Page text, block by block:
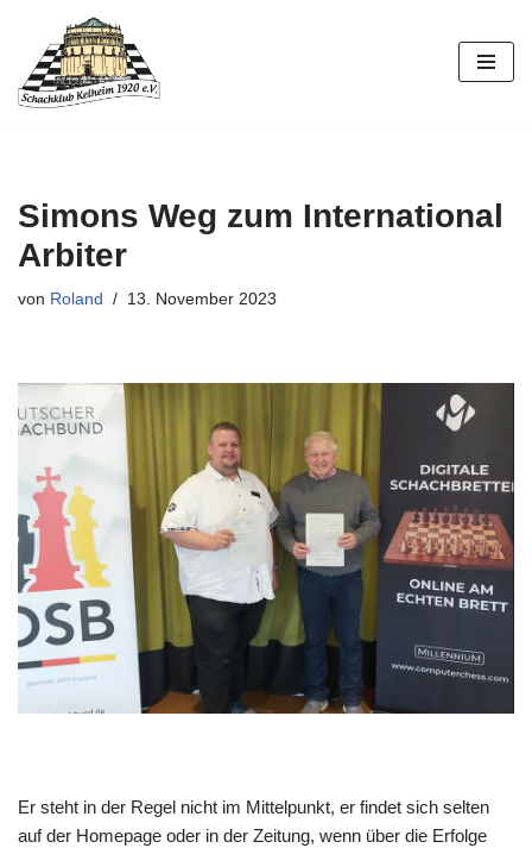
Zum
Inhalt
Simons Weg zum International
Arbiter
von Roland 13. November 2023
Er steht in der Regel nicht im Mittelpunkt, er findet sich selten
auf der Homepage oder in der Zeitung, wenn über die Erfolge